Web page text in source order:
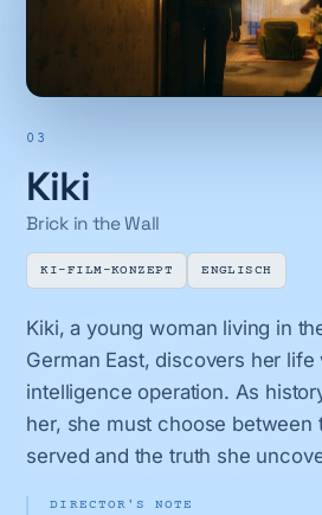
03
Kiki
Brick in the Wall
KI-FILM-KONZEPT ENGLISCH
Kiki, a young woman living in
German East, discovers her
intelligence operation. As
her, she must choose between
served and the truth she
DIRECTOR'S NOTE